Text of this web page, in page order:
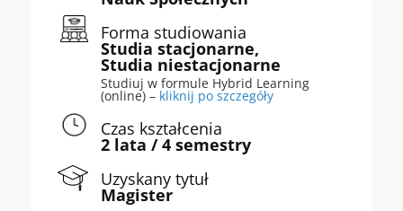
Forma studiowania
Studia stacjonarne,
Studia niestacjonarne
Studiuj w formule Hybrid Learning
(online) – kliknij po szczegóły
Czas kształcenia
2 lata / 4 semestry
Uzyskany tytuł
Magister